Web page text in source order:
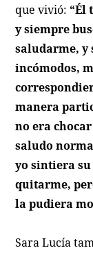
que vivió: “Él
y siempre
saludarme, y
incómodos,
manera
no era
saludo
yo sintiera
quitarme,
la pudiera
Sara Lucía